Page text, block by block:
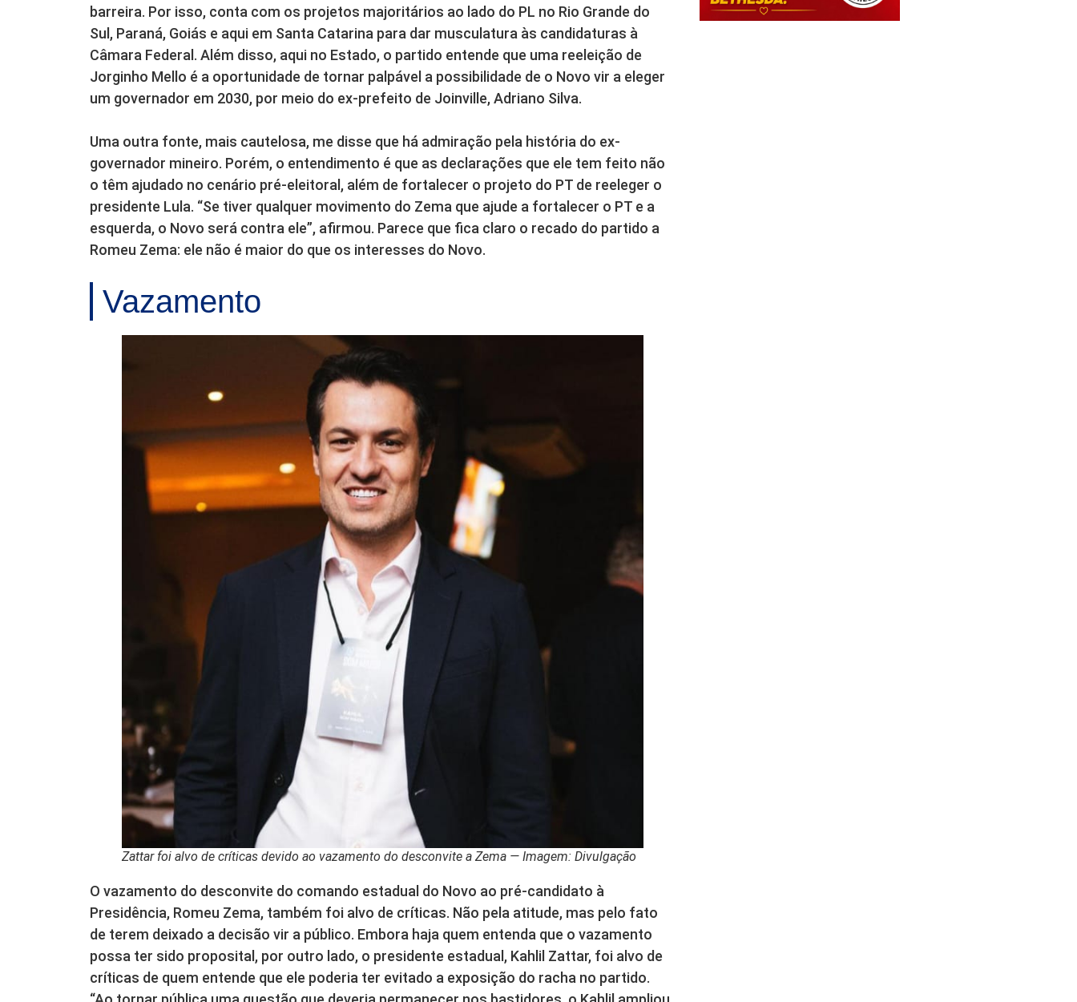
barreira. Por isso, conta com os projetos majoritários ao lado do PL no Rio Grande do
Sul, Paraná, Goiás e aqui em Santa Catarina para dar musculatura às candidaturas à
Câmara Federal. Além disso, aqui no Estado, o partido entende que uma reeleição de
Jorginho Mello é a oportunidade de tornar palpável a possibilidade de o Novo vir a eleger
um governador em 2030, por meio do ex-prefeito de Joinville, Adriano Silva.
Uma outra fonte, mais cautelosa, me disse que há admiração pela história do ex-
governador mineiro. Porém, o entendimento é que as declarações que ele tem feito não
o têm ajudado no cenário pré-eleitoral, além de fortalecer o projeto do PT de reeleger o
presidente Lula. “Se tiver qualquer movimento do Zema que ajude a fortalecer o PT e a
esquerda, o Novo será contra ele”, afirmou. Parece que fica claro o recado do partido a
Romeu Zema: ele não é maior do que os interesses do Novo.
Vazamento
Zattar foi alvo de críticas devido ao vazamento do desconvite a Zema — Imagem: Divulgação
O vazamento do desconvite do comando estadual do Novo ao pré-candidato à
Presidência, Romeu Zema, também foi alvo de críticas. Não pela atitude, mas pelo fato
de terem deixado a decisão vir a público. Embora haja quem entenda que o vazamento
possa ter sido proposital, por outro lado, o presidente estadual, Kahlil Zattar, foi alvo de
críticas de quem entende que ele poderia ter evitado a exposição do racha no partido.